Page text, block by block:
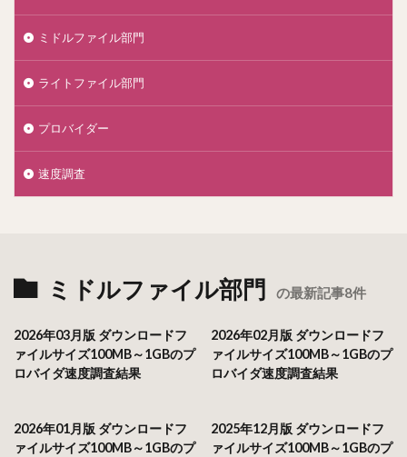
ミドルファイル部門
ライトファイル部門
プロバイダー
速度調査
ミドルファイル部門 の最新記事8件
2026年03月版 ダウンロードフ
ァイルサイズ100MB～1GBのプ
ロバイダ速度調査結果
2026年02月版 ダウンロードフ
ァイルサイズ100MB～1GBのプ
ロバイダ速度調査結果
2026年01月版 ダウンロードフ
ァイルサイズ100MB～1GBのプ
2025年12月版 ダウンロードフ
ァイルサイズ100MB～1GBのプ